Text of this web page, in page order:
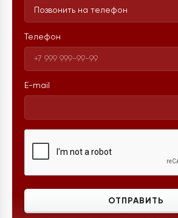
Позвонить на телефон
Телефон
E-mail
ОТПРАВИТЬ